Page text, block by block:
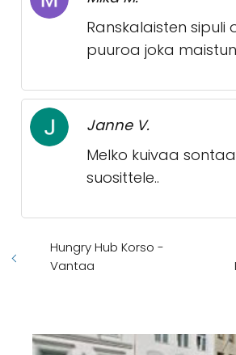
Ranskalaisten sipuli
puuroa joka
Janne V.
Melko kuivaa sontaa
suosittele..
Hungry Hub Korso -
Vantaa